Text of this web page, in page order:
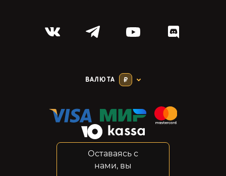
ВАЛЮТА ₽
Конфиденциальность
Оставаясь с
нами, вы